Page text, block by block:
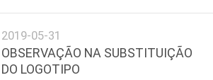
2019-05-31
OBSERVAÇÃO NA SUBSTITUIÇÃO
DO LOGOTIPO